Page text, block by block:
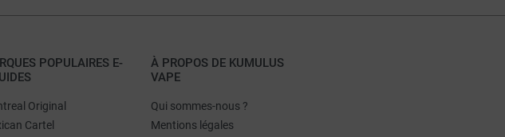
POPULAIRES E-
Original
Cartel
À PROPOS DE KUMULUS
VAPE
Qui sommes-nous ?
Mentions légales